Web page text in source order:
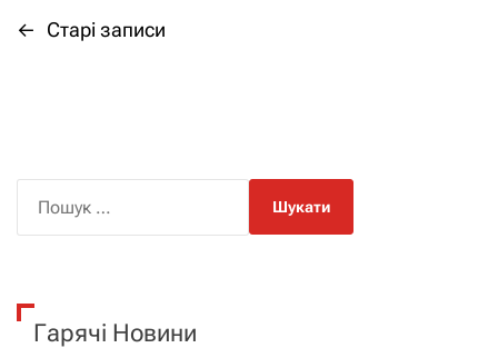
Н
і
г
ц
← Старі записи
к
Гарячі Новини